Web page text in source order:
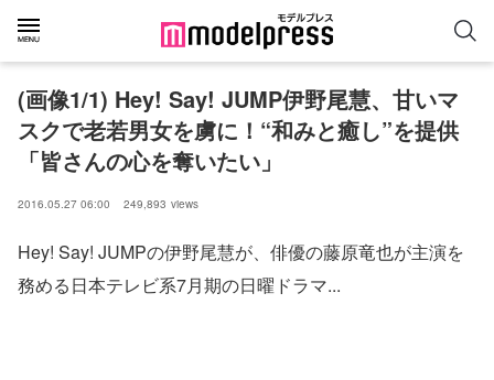
(画像1/1) Hey! Say! JUMP伊野尾慧、甘いマ
スクで老若男女を虜に！“和みと癒し”を提供
「皆さんの心を奪いたい」
2016.05.27 06:00 249,893 views
Hey! Say! JUMPの伊野尾慧が、俳優の藤原竜也が主演を
務める日本テレビ系7月期の日曜ドラマ...